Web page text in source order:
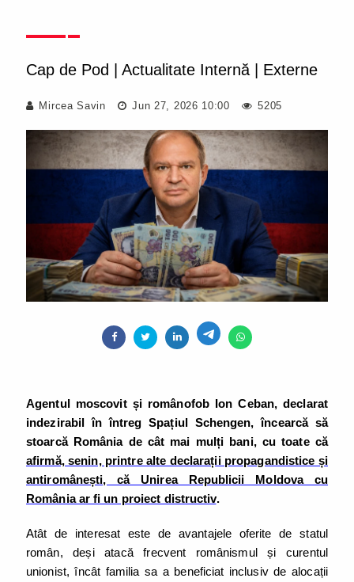
Cap de Pod Actualitate Internă Externe
Mircea Savin Jun 27, 2026 10:00 5205
Agentul moscovit și românofob Ion Ceban, declarat
indezirabil în întreg Spațiul Schengen, încearcă să
stoarcă România de cât mai mulți bani, cu toate că
afirmă, senin, printre alte declarații propagandistice și
antiromânești, că Unirea Republicii Moldova cu
România ar fi un proiect distructiv.
Atât de interesat este de avantajele oferite de statul
român, deși atacă frecvent românismul și curentul
unionist, încât familia sa a beneficiat inclusiv de alocații